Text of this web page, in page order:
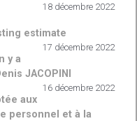
18 décembre 2022
estimate
17 décembre 2022
y a
JACOPINI
16 décembre 2022
aux
personnel et à la